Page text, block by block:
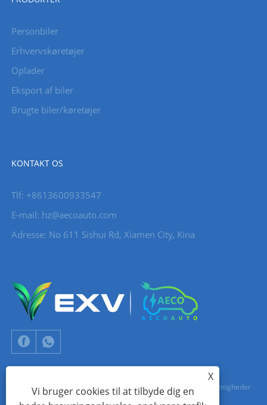
Personbiler
Erhvervskøretøjer
Oplader
Eksport af biler
Brugte biler/køretøjer
KONTAKT OS
Tlf: +8613600933547
E-mail: hz@aecoauto.com
Adresse: No 611 Sishui Rd, Xiamen City, Kina
Copyright © 2024 Xiamen Aecoauto Technology Co., Ltd. Alle rettigheder
X
Vi bruger cookies til at tilbyde dig en